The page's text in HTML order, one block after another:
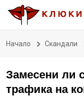
Начало Скандали
Замесени ли
трафика на